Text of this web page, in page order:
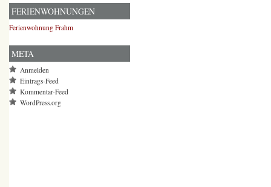
FERIENWOHNUNGEN
Ferienwohnung Frahm
META
Anmelden
Eintrags-Feed
Kommentar-Feed
WordPress.org